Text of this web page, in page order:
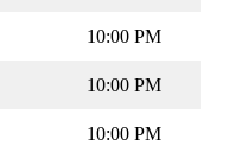
10:00 PM
10:00 PM
10:00 PM